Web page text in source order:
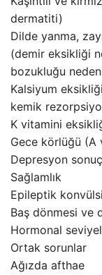
dermatiti)
Dilde yanma,
(demir eksikliği
bozukluğu
Kalsiyum
kemik
K vitamini
Gece körlüğü (A
Depresyon
Sağlamlık
Epileptik
Baş dönmesi ve
Hormonal
Ortak sorunlar
Ağızda afthae